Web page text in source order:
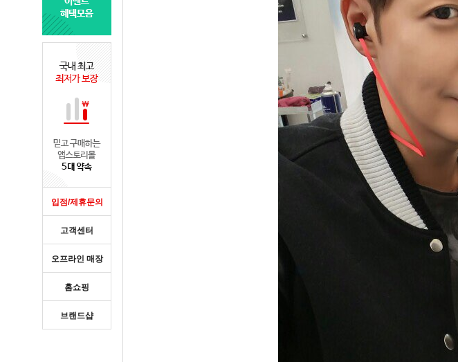
입점/제휴문의
고객센터
오프라인 매장
홈쇼핑
브랜드샵